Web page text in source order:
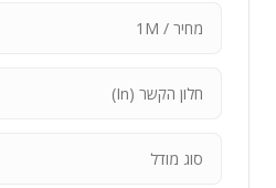
מחיר / 1M
חלון הקשר (In)
סוג מודל